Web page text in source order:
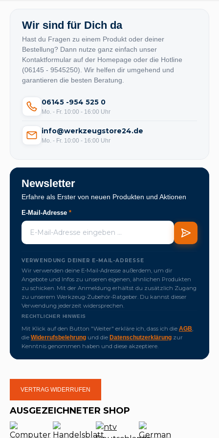
Wir sind für Dich da
Hast du Fragen zu einem Produkt oder deiner
Bestellung? Dann nutze ganz einfach unser
Kontaktformular auf der Homepage oder die Hotline
(06145 - 9545250). Wir helfen dir umgehend und
garantieren die besten Beratung.
06145 -954 525 0
Mo. - Fr. 10:00 - 16:00 Uhr
info@werkzeugstore24.de
Mo. - Fr. 10:00 - 16:00 Uhr
Newsletter
Erfahre als Erster von neuen Produkten und Aktionen
E-Mail-Adresse *
VERWENDUNG DEINER E-MAIL-ADRESSE
Wir verwenden deine E-Mail-Adresse außerdem, um dir
Angebote und Infos zu unseren eigenen, ähnlichen Produkten
zu schicken. Mit der Anmeldung erhältst du zusätzlich Zugang
zu unserem Werkzeug-Zubehör-Ratgeber. Du kannst dieser
Verwendung jederzeit widersprechen.
RECHTLICHER HINWEIS
Mit Klick auf den Button "Weiter" erkläre ich, dass ich die AGB,
die Widerrufsbelehrung und die Datenschutzerklärung zur
Kenntnis genommen haben und diese akzeptiere.
VERTRAG WIDERRUFEN
AUSGEZEICHNETER SHOP